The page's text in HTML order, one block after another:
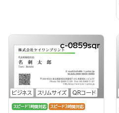
ビジネス スリムサイズ QRコード
c-0859sqr
スピード1時間対応 スピード3時間対応